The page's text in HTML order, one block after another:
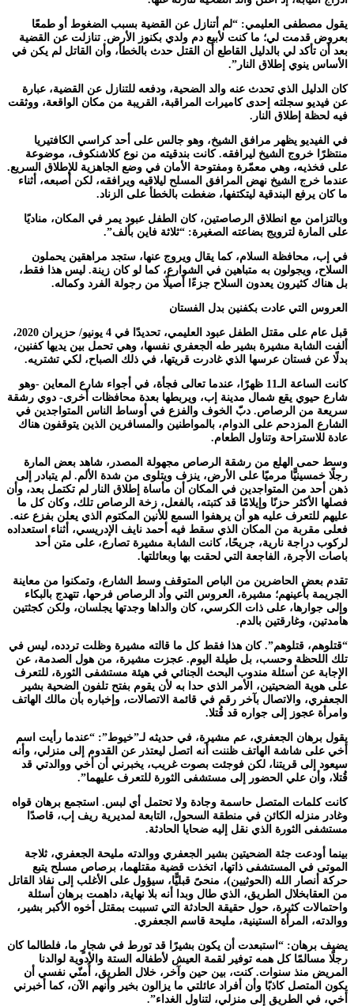
يقول مصطفى العليمي: “لم أتنازل عن القضية بسبب الضغوط أو طمعًا
بعروض قدمت لي؛ ما كنت لأبيع دم ولدي بكنوز الأرض. تنازلت عن القضية
بعد أن تأكد لي بالدليل القاطع أن القتل حدث بالخطأ، وأن القاتل لم يكن في
الأساس ينوي إطلاق النار”.
كان الدليل الذي تحدث عنه والد الضحية، ودفعه للتنازل عن القضية، عبارة
عن فيديو سجلته إحدى كاميرات المراقبة، القريبة من مكان الواقعة، ووثقت
فيه لحظة إطلاق النار.
في الفيديو يظهر مرافق الشيخ، وهو جالس على أحد كراسي الكافتيريا
منتظرًا خروج الشيخ ليرافقه. كانت بندقيته من نوع كلاشنكوف، موضوعة
على فخذيه، وهي معمّرة ومفتوحة الأمان في وضع الجاهزية للإطلاق السريع.
عندما خرج الشيخ نهض المرافق المسلح ليلاقيه ويرافقه، لكن أصبعه، أثناء
ما كان يرفع البندقية ليتكتفها، ضغطت بالخطأ على الزناد.
وبالتزامن مع انطلاق الرصاصتين، كان الطفل عبود يمر في المكان، مناديًا
على المارة لترويج بضاعته الصغيرة: “ثلاثة فاين بألف”.
في إب، محافظة السلام، كما يقال ويروج عنها، ستجد مراهقين يحملون
السلاح، ويجولون به متباهين في الشوارع، كما لو كان زينة. ليس هذا فقط،
بل هناك كثيرون يعدون السلاح جزءًا أصيلًا من رجولة الفرد وكماله.
العروس التي عادت بكفنين بدل الفستان
قبل عام على مقتل الطفل عبود العليمي، تحديدًا في 4 يونيو/ حزيران 2020،
ألفت الشابة مشيرة بشير طه الجعفري نفسها، وهي تحمل بين يديها كفنين،
بدلًا عن فستان عرسها الذي غادرت قريتها، في ذلك الصباح، لكي تشتريه.
كانت الساعة الـ11 ظهرًا، عندما تعالى فجأة، في أجواء شارع المعاين -وهو
شارع حيوي يقع شمال مدينة إب، ويربطها بعدة محافظات أخرى- دوي رشقة
سريعة من الرصاص. دبّ الخوف والفزع في أوساط الناس المتواجدين في
الشارع المزدحم على الدوام، بالمواطنين والمسافرين الذين يتوقفون هناك
عادة للاستراحة وتناول الطعام.
وسط حمى الهلع من رشقة الرصاص مجهولة المصدر، شاهد بعض المارة
رجلًا خمسينيًّا مرميًا على الأرض، ينزف ويتلوى من شدة الألم. لم يتبادر إلى
ذهن أحد من المتواجدين في المكان أن مأساة إطلاق النار لم تكتمل بعد، وأن
فصلها الأكثر حزنًا وإيلامًا قد كتبته، بالفعل، زخة الرصاص تلك، وكان كل ما
عليهم للتعرف عليه هو أن يرهفوا السمع للأنين المكتوم الذي يعلن بفزع عنه.
فعلى مقربة من المكان الذي سقط فيه أحمد نايف الإدريسي، أثناء استعداده
لركوب دراجة نارية، جريحًا، كانت الشابة مشيرة تصارع، على متن أحد
باصات الأجرة، الفاجعة التي لحقت بها وبعائلتها.
تقدم بعض الحاضرين من الباص المتوقف وسط الشارع، وتمكنوا من معاينة
الجريمة بأعينهم؛ مشيرة، العروس التي وأد الرصاص فرحها، تتهدج بالبكاء
وإلى جوارها، على ذات الكرسي، كان والداها وجدتها يجلسان، ولكن كجثتين
هامدتين، وغارقتين بالدم.
“قتلوهم، قتلوهم”. كان هذا فقط كل ما قالته مشيرة وظلت تردده، ليس في
تلك اللحظة وحسب، بل طيلة اليوم. عجزت مشيرة، من هول الصدمة، عن
الإجابة عن أسئلة مندوب البحث الجنائي في هيئة مستشفى الثورة، للتعرف
على هوية الضحيتين، الأمر الذي حدا به لأن يقوم بفتح تلفون الضحية بشير
الجعفري، والاتصال بآخر رقم في قائمة الاتصالات، وإخباره بأن مالك الهاتف
وامرأة عجوز إلى جواره قد قُتلا.
يقول برهان الجعفري، عم مشيرة، في حديثه لـ”خيوط”: “عندما رأيت اسم
أخي على شاشة الهاتف ظننت أنه اتصل ليعتذر عن القدوم إلى منزلي، وأنه
سيعود إلى قريتنا، لكن فوجئت بصوت غريب، يخبرني أن أخي ووالدتي قد
قُتلا، وأن علي الحضور إلى مستشفى الثورة للتعرف عليهما”.
كانت كلمات المتصل حاسمة وجادة ولا تحتمل أي لبس. استجمع برهان قواه
وغادر منزله الكائن في منطقة السحول، التابعة لمديرية ريف إب، قاصدًا
مستشفى الثورة الذي نقل إليه ضحايا الحادثة.
بينما أودعت جثة الضحيتين بشير الجعفري ووالدته مليحة الجعفري، ثلاجة
الموتى في المستشفى ذاتها، اتخذت قضية مقتلهما، برصاص مسلح يتبع
حركة أنصار الله (الحوثيين)، منحىً قبليًّا، سيؤول على الأغلب إلى نفاذ القاتل
من العقابخلال الطريق، الذي طال وبدا أنه بلا نهاية، داهمت برهان أسئلة
واحتمالات كثيرة، حول حقيقة الحادثة التي تسببت بمقتل أخوه الأكبر بشير،
ووالدته، المرأة الستينية، مليحة قاسم الجعفري.
يضيف برهان: “استبعدت أن يكون بشيرًا قد تورط في شجارٍ ما، فلطالما كان
رجلًا مسالمًا كل همه توفير لقمة العيش لأطفاله الستة والأدوية لوالدنا
المريض منذ سنوات. كنت، بين حين وآخر، خلال الطريق، أُمنّي نفسي أن
يكون المتصل كاذبًا وأن أفراد عائلتي ما يزالون بخير وأنهم الآن، كما أخبرني
أخي، في الطريق إلى منزلي، لتناول الغداء”.